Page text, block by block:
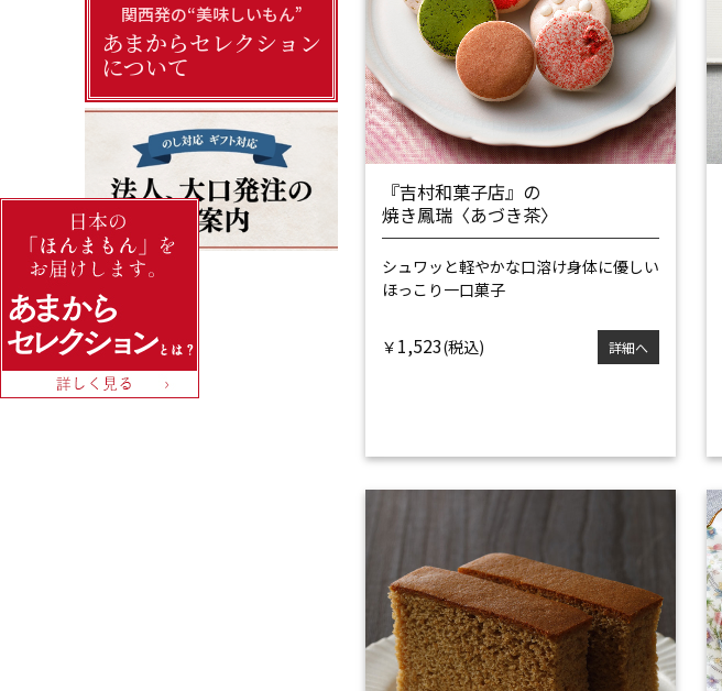
関西発の“美味しいもん”
あまからセレクション
について
『吉村和菓子店』の
焼き鳳瑞〈あづき茶〉
シュワッと軽やかな口溶け身体に優しい
ほっこり一口菓子
￥ 1,523 詳細へ